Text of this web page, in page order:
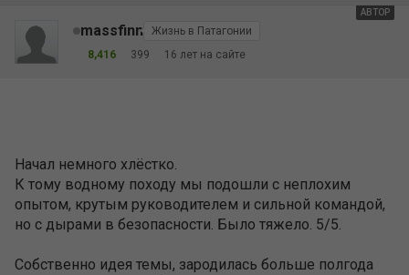
АВТОР
massfinn
Жизнь в Патагонии
8,416
399 16 лет на сайте
Начал немного хлёстко.
К тому водному походу мы подошли с неплохим
опытом, крутым руководителем и сильной командой,
но с дырами в безопасности. Было тяжело. 5/5.
Собственно идея темы, зародилась больше полгода